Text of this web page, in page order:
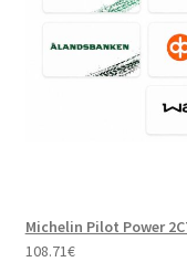
Michelin Pilot Power
108.71€